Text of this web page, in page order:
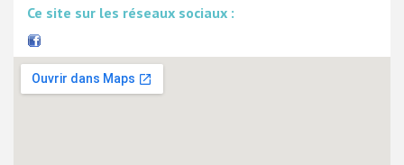
Ce site sur les réseaux sociaux :